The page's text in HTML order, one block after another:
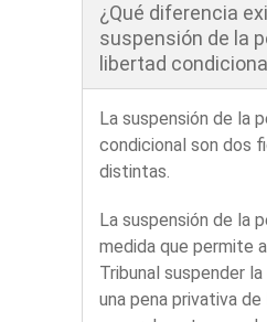
¿Qué diferencia
suspensión de la
libertad
La suspensión de la
condicional son dos
distintas.
La suspensión de la
medida que permite
Tribunal suspender
una pena privativa